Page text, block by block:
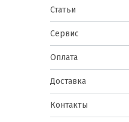
Статьи
Сервис
Оплата
Доставка
Контакты